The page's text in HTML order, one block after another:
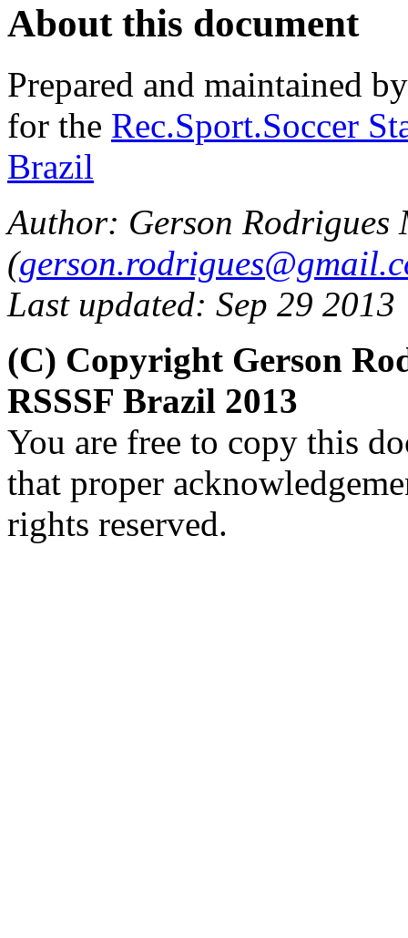
About this document
Prepared and maintained
for the Rec.Sport.Soccer
Brazil
Author: Gerson Rodrigues
(
Last updated: Sep 29 2013
(C) Copyright Gerson
RSSSF Brazil 2013
You are free to copy this
that proper
rights reserved.